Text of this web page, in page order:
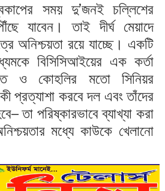
সময় দু’জনই চল্লিশের
যাবেন। তাই দীর্ঘ মেয়াদে
অনিশ্চয়তা রয়ে যাচ্ছে। একটি
বিসিসিআইয়ের এক কর্তা
ও কোহলির মতো সিনিয়র
প্রত্যাশা করবে দল এবং তাঁদের
তা পরিষ্কারভাবে ব্যাখ্যা করা
মধ্যে কাউকে খেলানো